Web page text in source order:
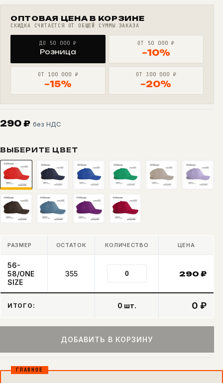
ОПТОВАЯ ЦЕНА В КОРЗИНЕ
СКИДКА СЧИТАЕТСЯ ОТ ОБЩЕЙ СУММЫ ЗАКАЗА
ДО 50 000 ₽
Розница
ОТ 50 000 ₽
−10%
ОТ 100 000 ₽
−15%
ОТ 300 000 ₽
−20%
290 ₽ без НДС
ВЫБЕРИТЕ ЦВЕТ
РАЗМЕР ОСТАТОК КОЛИЧЕСТВО ЦЕНА
56-
58/ONE
SIZE
355 290 ₽
ИТОГО: 0 шт. 0 ₽
ДОБАВИТЬ В КОРЗИНУ
ГЛАВНОЕ